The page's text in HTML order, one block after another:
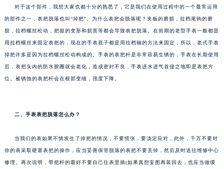
对于这个部件，我想大家也都十分的熟悉了，它是我们在使用过程中的一个最常运用
的部件之一，表把脱落也叫“掉把”。为什么表把会脱落呢？夹板的磨损，拉档尾钩的磨
损，拉档螺丝松动，把挺的变形和损害等都会导致表把脱落。在前期的老型手表一般都是
用拉档螺丝来固定表把的，现在的手表底子都是用拉档轴的方法来固定，所以，老式手表
掉把许多是因为拉档螺丝松动构成的。手表的表把杆是非常容易生锈的，手表在长期使用
后，表把头内的防水胶圈就会老化，造成密封不良，手表进水进气首侵之地即是表把方
位。被锈蚀的表把杆会在根部变细，强度下降。
二、手表表把脱落怎么办？
当我们的表如果不慎发生了掉把的情况，不要慌张，要淡定应对，此外，千万不要对
你的表采取硬塞表把的操作，应当妥善保管脱落的表把不要丢掉，然后及时送往维修中心
修理。再次说明，带把杆的最好不要自己往表里插(如果真想妄图再装回去，也应当做缓